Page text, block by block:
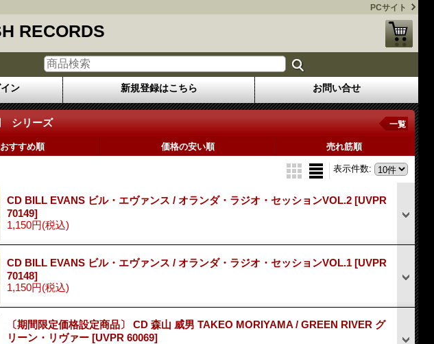
PCサイト
RECORDS
ン 新規登録はこちら お問い合せ
シリーズ 一覧
おすすめ順 価格の安い順 売れ筋順
表示件数:
CD BILL EVANS ビル・エヴァンス / オランダ・ラジオ・セッションVOL.2 [UVPR
70149]
1,150円(税込)
CD BILL EVANS ビル・エヴァンス / オランダ・ラジオ・セッションVOL.1 [UVPR
70148]
1,150円(税込)
〔期間限定価格設定商品〕 CD 森山 威男 TAKEO MORIYAMA / GREEN RIVER グ
リーン・リヴァー [UVPR 60069]